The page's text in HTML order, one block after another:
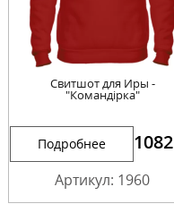
Свитшот для Иры -
"Командірка"
Подробнее 1082
Артикул: 1960